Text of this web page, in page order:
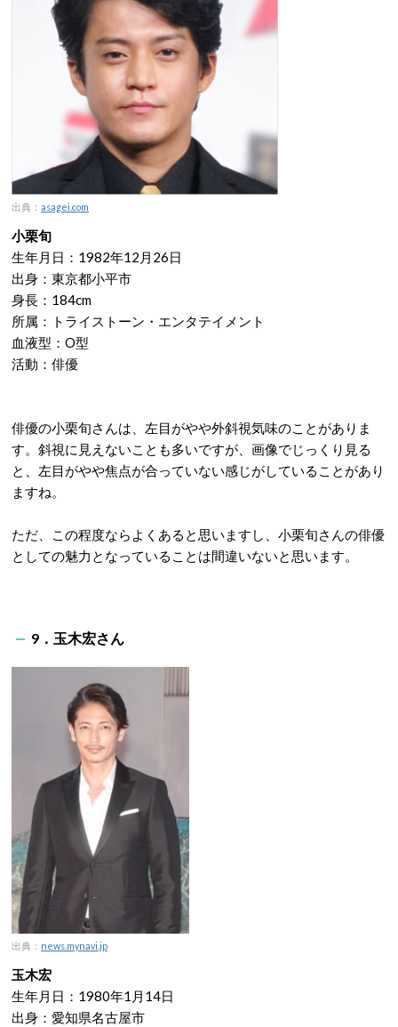
出典： asagei.com
小栗旬
生年月日：1982年12月26日
出身：東京都小平市
身長：184cm
所属：トライストーン・エンタテイメント
血液型：O型
活動：俳優
俳優の小栗旬さんは、左目がやや外斜視気味のことがありま
す。斜視に見えないことも多いですが、画像でじっくり見る
と、左目がやや焦点が合っていない感じがしていることがあり
ますね。
ただ、この程度ならよくあると思いますし、小栗旬さんの俳優
としての魅力となっていることは間違いないと思います。
9．玉木宏さん
出典： news.mynavi.jp
玉木宏
生年月日：1980年1月14日
出身：愛知県名古屋市